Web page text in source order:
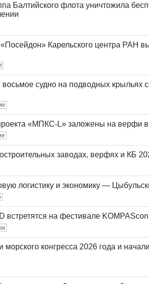
Балтийского флота уничтожила
Карельского центра РАН
судно на подводных крыльях
«МПКС-L» заложены на верфи
заводах, верфях и КБ
логистику и экономику —
на фестивале
конгресса 2026 года и